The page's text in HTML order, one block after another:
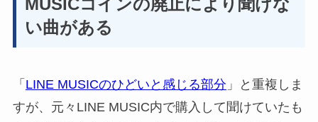
MUSICコインの廃止により聞けな
い曲がある
「 LINE MUSICのひどいと感じる部分 」と重複しま
すが、元々LINE MUSIC内で購入して聞けていたも